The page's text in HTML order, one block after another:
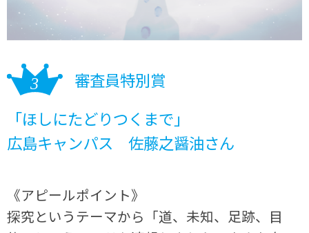
審査員特別賞
「ほしにたどりつくまで」
広島キャンパス 佐藤之醤油さん
《アピールポイント》
探究というテーマから「道、未知、足跡、目